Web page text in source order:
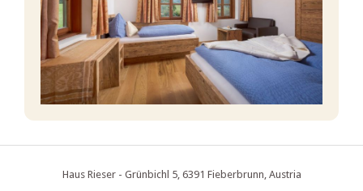
Haus Rieser - Grünbichl 5, 6391 Fieberbrunn, Austria